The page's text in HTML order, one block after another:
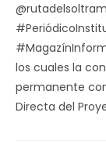
los cuales la
permanente
Directa del